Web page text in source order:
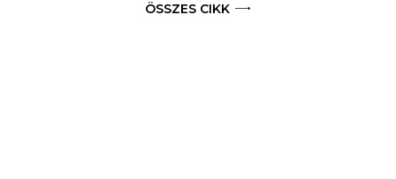
ÖSSZES CIKK